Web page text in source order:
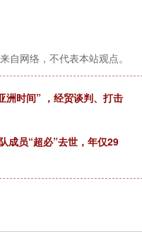
自网络，不代表本站观点。
洲时间” ，经贸谈判、打击
成员“超必”去世，年仅29